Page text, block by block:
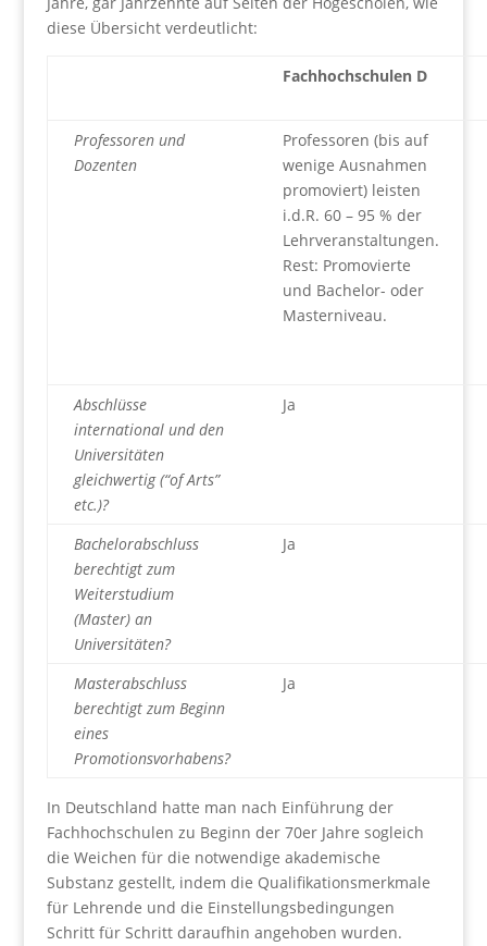
diese Übersicht verdeutlicht:
Fachhochschulen D
Professoren und
Dozenten
Professoren (bis auf
wenige Ausnahmen
promoviert) leisten
i.d.R. 60 – 95 % der
Lehrveranstaltungen.
Rest: Promovierte
und Bachelor- oder
Masterniveau.
Abschlüsse
international und den
Universitäten
gleichwertig (“of Arts”
etc.)?
Ja
Bachelorabschluss
berechtigt zum
Weiterstudium
(Master) an
Universitäten?
Ja
Masterabschluss
berechtigt zum Beginn
eines
Promotionsvorhabens?
Ja
In Deutschland hatte man nach Einführung der
Fachhochschulen zu Beginn der 70er Jahre sogleich
die Weichen für die notwendige akademische
Substanz gestellt, indem die Qualifikationsmerkmale
für Lehrende und die Einstellungsbedingungen
Schritt für Schritt daraufhin angehoben wurden.